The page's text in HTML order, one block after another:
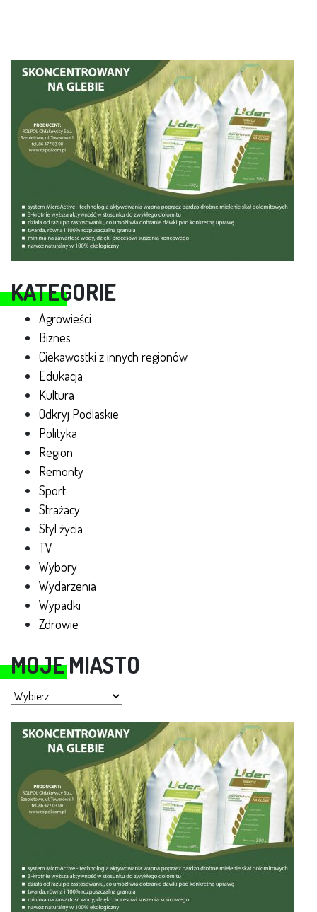
KATEGORIE
Agrowieści
Biznes
Ciekawostki z innych regionów
Edukacja
Kultura
Odkryj Podlaskie
Polityka
Region
Remonty
Sport
Strażacy
Styl życia
TV
Wybory
Wydarzenia
Wypadki
Zdrowie
MOJE MIASTO
Moje miasto